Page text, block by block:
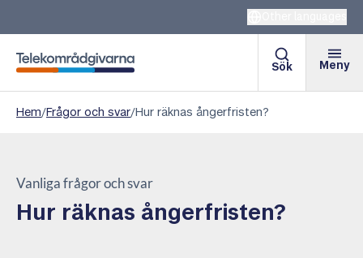
Telekområdgivarna
Sök Meny
Hem/Frågor och svar/Hur räknas ångerfristen?
Vanliga frågor och svar
Hur räknas ångerfristen?